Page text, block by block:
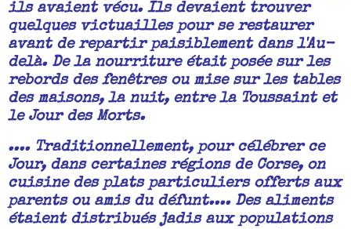
ils avaient vécu. Ils devaient trouver
quelques victuailles pour se restaurer
avant de repartir paisiblement dans l'Au-
delà. De la nourriture était posée sur les
rebords des fenêtres ou mise sur les tables
des maisons, la nuit, entre la Toussaint et
le Jour des Morts.
.... Traditionnellement, pour célébrer ce
Jour, dans certaines régions de Corse, on
cuisine des plats particuliers offerts aux
parents ou amis du défunt.... Des aliments
étaient distribués jadis aux populations